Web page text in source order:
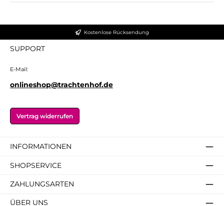
Kostenlose Rücksendung
SUPPORT
E-Mail:
onlineshop@trachtenhof.de
Vertrag widerrufen
INFORMATIONEN
SHOPSERVICE
ZAHLUNGSARTEN
ÜBER UNS